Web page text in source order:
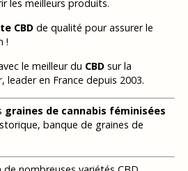
les meilleurs produits.
CBDde qualité pour assurer le
!
le meilleur du CBDsur la
leader en France depuis 2003.
graines de cannabis féminisées
banque de graines de